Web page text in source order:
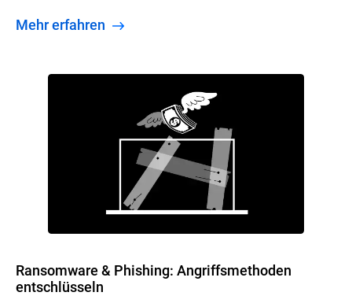
Mehr erfahren
Ransomware & Phishing: Angriffsmethoden
entschlüsseln